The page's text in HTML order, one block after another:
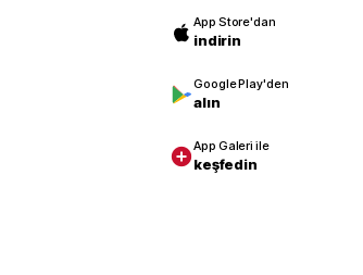
App Store'dan
indirin
Google Play'den
alın
App Galeri ile
keşfedin